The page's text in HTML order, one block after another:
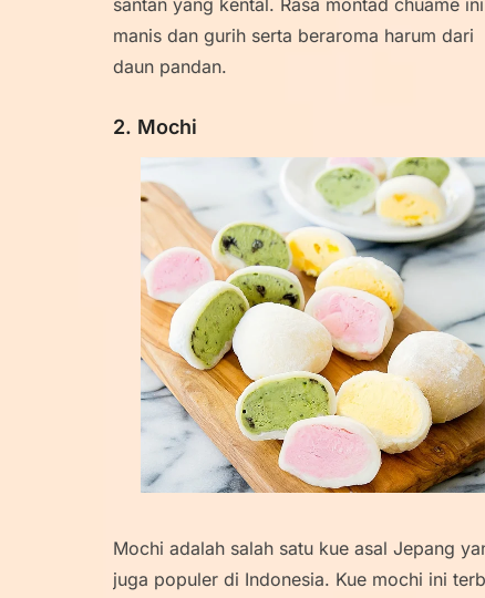
santan yang kental. Rasa montad chuame ini
manis dan gurih serta beraroma harum dari
daun pandan.
2. Mochi
Mochi adalah salah satu kue asal Jepang
juga populer di Indonesia. Kue mochi ini